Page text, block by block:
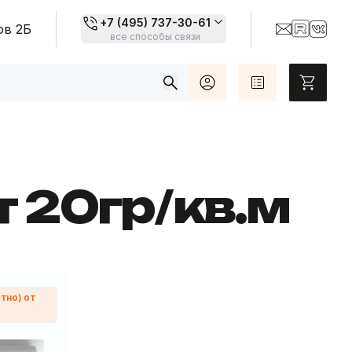
2Б +7 (495) 737-30-61
все способы связи
20гр/кв.м
от